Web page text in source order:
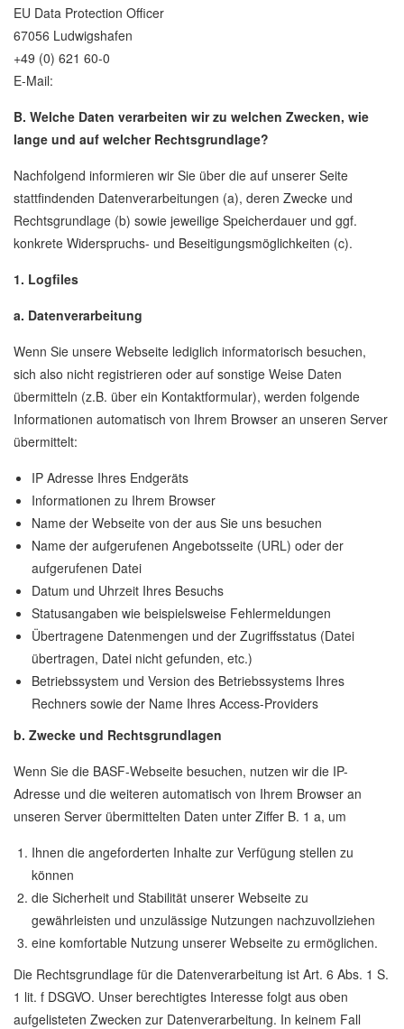
EU Data Protection Officer
67056 Ludwigshafen
+49 (0) 621 60-0
E-Mail:
B. Welche Daten verarbeiten wir zu welchen Zwecken, wie
lange und auf welcher Rechtsgrundlage?
Nachfolgend informieren wir Sie über die auf unserer Seite
stattfindenden Datenverarbeitungen (a), deren Zwecke und
Rechtsgrundlage (b) sowie jeweilige Speicherdauer und ggf.
konkrete Widerspruchs- und Beseitigungsmöglichkeiten (c).
1. Logfiles
a. Datenverarbeitung
Wenn Sie unsere Webseite lediglich informatorisch besuchen,
sich also nicht registrieren oder auf sonstige Weise Daten
übermitteln (z.B. über ein Kontaktformular), werden folgende
Informationen automatisch von Ihrem Browser an unseren Server
übermittelt:
IP Adresse Ihres Endgeräts
Informationen zu Ihrem Browser
Name der Webseite von der aus Sie uns besuchen
Name der aufgerufenen Angebotsseite (URL) oder der
aufgerufenen Datei
Datum und Uhrzeit Ihres Besuchs
Statusangaben wie beispielsweise Fehlermeldungen
Übertragene Datenmengen und der Zugriffsstatus (Datei
übertragen, Datei nicht gefunden, etc.)
Betriebssystem und Version des Betriebssystems Ihres
Rechners sowie der Name Ihres Access-Providers
b. Zwecke und Rechtsgrundlagen
Wenn Sie die BASF-Webseite besuchen, nutzen wir die IP-
Adresse und die weiteren automatisch von Ihrem Browser an
unseren Server übermittelten Daten unter Ziffer B. 1 a, um
Ihnen die angeforderten Inhalte zur Verfügung stellen zu
können
die Sicherheit und Stabilität unserer Webseite zu
gewährleisten und unzulässige Nutzungen nachzuvollziehen
eine komfortable Nutzung unserer Webseite zu ermöglichen.
Die Rechtsgrundlage für die Datenverarbeitung ist Art. 6 Abs. 1 S.
1 lit. f DSGVO. Unser berechtigtes Interesse folgt aus oben
aufgelisteten Zwecken zur Datenverarbeitung. In keinem Fall